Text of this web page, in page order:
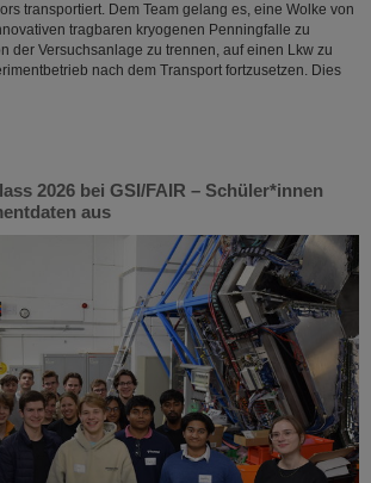
transportiert. Dem Team gelang es, eine Wolke von
tragbaren kryogenen Penningfalle zu
der Versuchsanlage zu trennen, auf einen Lkw zu
nach dem Transport fortzusetzen. Dies
2026 bei GSI/FAIR – Schüler*innen
aus